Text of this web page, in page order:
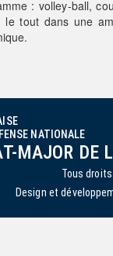
: volley-ball,
le tout dans une
NATIONALE
MAJOR DE
Tous
Design et